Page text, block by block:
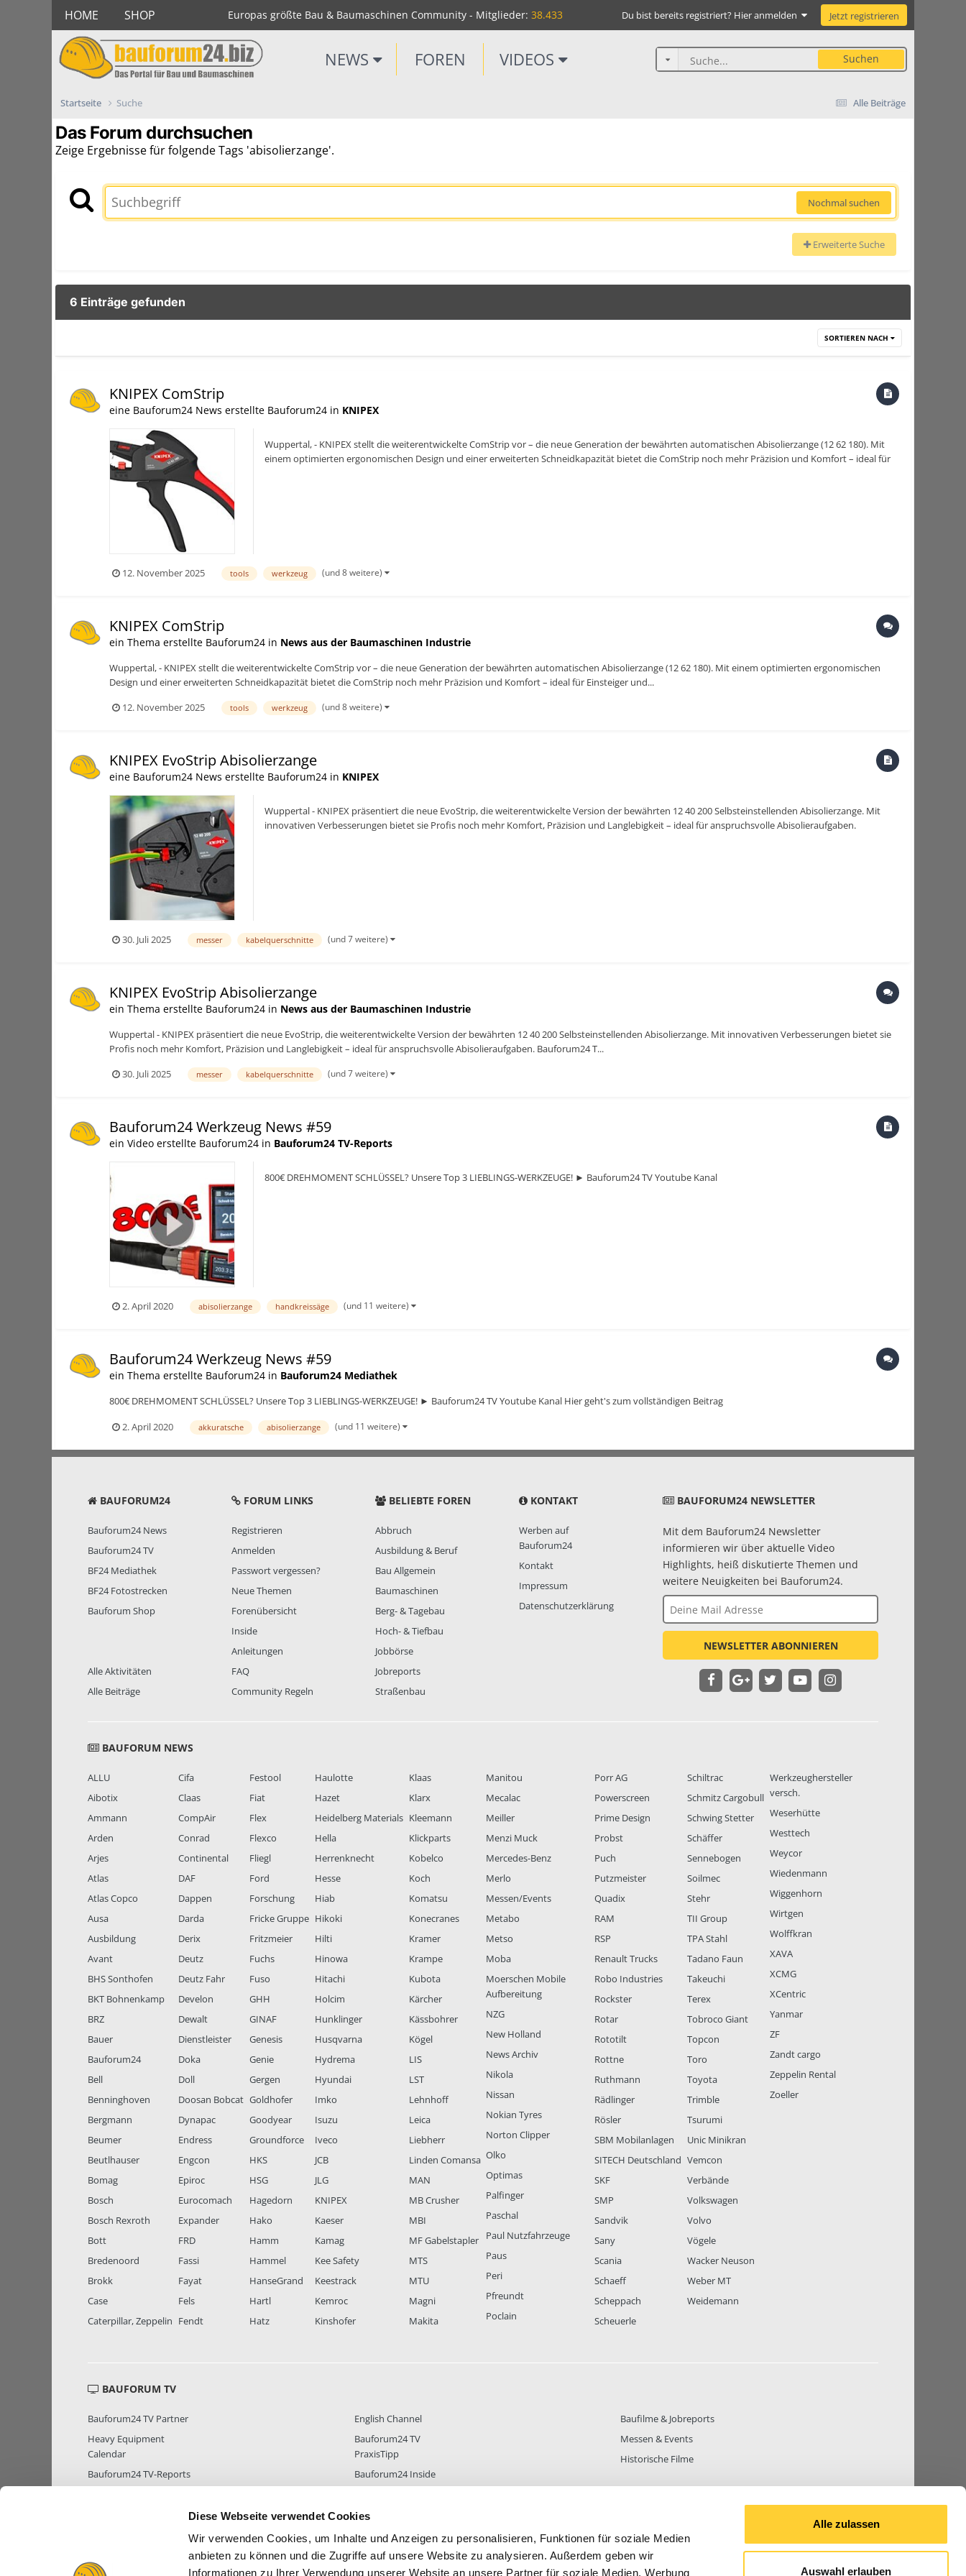
Diese Webseite verwendet Cookies
Wir verwenden Cookies, um Inhalte und Anzeigen zu personalisieren, Funktionen für soziale Medien
anbieten zu können und die Zugriffe auf unsere Website zu analysieren. Außerdem geben wir
Informationen zu Ihrer Verwendung unserer Website an unsere Partner für soziale Medien, Werbung
Alle zulassen
Auswahl erlauben
HOME SHOP Europas größte Bau & Baumaschinen Community - Mitglieder: 38.433 Du bist bereits registriert? Hier anmelden Jetzt registrieren
NEWS FOREN VIDEOS Suchen
Alle Beiträge
Startseite Suche
Das Forum durchsuchen
Zeige Ergebnisse für folgende Tags 'abisolierzange'.
Nochmal suchen
Erweiterte Suche
6 Einträge gefunden
SORTIEREN NACH
KNIPEX ComStrip
eine Bauforum24 News erstellte Bauforum24 in KNIPEX
Wuppertal, - KNIPEX stellt die weiterentwickelte ComStrip vor – die neue Generation der bewährten automatischen Abisolierzange (12 62 180). Mit
einem optimierten ergonomischen Design und einer erweiterten Schneidkapazität bietet die ComStrip noch mehr Präzision und Komfort – ideal für
12. November 2025 tools werkzeug (und 8 weitere)
KNIPEX ComStrip
ein Thema erstellte Bauforum24 in News aus der Baumaschinen Industrie
Wuppertal, - KNIPEX stellt die weiterentwickelte ComStrip vor – die neue Generation der bewährten automatischen Abisolierzange (12 62 180). Mit einem optimierten ergonomischen
Design und einer erweiterten Schneidkapazität bietet die ComStrip noch mehr Präzision und Komfort – ideal für Einsteiger und...
12. November 2025
tools werkzeug (und 8 weitere)
KNIPEX EvoStrip Abisolierzange
eine Bauforum24 News erstellte Bauforum24 in KNIPEX
Wuppertal - KNIPEX präsentiert die neue EvoStrip, die weiterentwickelte Version der bewährten 12 40 200 Selbsteinstellenden Abisolierzange. Mit
innovativen Verbesserungen bietet sie Profis noch mehr Komfort, Präzision und Langlebigkeit – ideal für anspruchsvolle Abisolieraufgaben.
30. Juli 2025 messer kabelquerschnitte (und 7 weitere)
KNIPEX EvoStrip Abisolierzange
ein Thema erstellte Bauforum24 in News aus der Baumaschinen Industrie
Wuppertal - KNIPEX präsentiert die neue EvoStrip, die weiterentwickelte Version der bewährten 12 40 200 Selbsteinstellenden Abisolierzange. Mit innovativen Verbesserungen bietet sie
Profis noch mehr Komfort, Präzision und Langlebigkeit – ideal für anspruchsvolle Abisolieraufgaben. Bauforum24 T...
30. Juli 2025
messer kabelquerschnitte (und 7 weitere)
Bauforum24 Werkzeug News #59
ein Video erstellte Bauforum24 in Bauforum24 TV-Reports
800€ DREHMOMENT SCHLÜSSEL? Unsere Top 3 LIEBLINGS-WERKZEUGE! ► Bauforum24 TV Youtube Kanal
2. April 2020 abisolierzange handkreissäge (und 11 weitere)
Bauforum24 Werkzeug News #59
ein Thema erstellte Bauforum24 in Bauforum24 Mediathek
800€ DREHMOMENT SCHLÜSSEL? Unsere Top 3 LIEBLINGS-WERKZEUGE! ► Bauforum24 TV Youtube Kanal Hier geht's zum vollständigen Beitrag
2. April 2020 akkuratsche abisolierzange (und 11 weitere)
BAUFORUM24
Bauforum24 News
Bauforum24 TV
BF24 Mediathek
BF24 Fotostrecken
Bauforum Shop
Alle Aktivitäten
Alle Beiträge
FORUM LINKS
Registrieren
Anmelden
Passwort vergessen?
Neue Themen
Forenübersicht
Inside
Anleitungen
FAQ
Community Regeln
BELIEBTE FOREN
Abbruch
Ausbildung & Beruf
Bau Allgemein
Baumaschinen
Berg- & Tagebau
Hoch- & Tiefbau
Jobbörse
Jobreports
Straßenbau
KONTAKT
Werben auf
Bauforum24
Kontakt
Impressum
Datenschutzerklärung
BAUFORUM24 NEWSLETTER
Mit dem Bauforum24 Newsletter
informieren wir über aktuelle Video
Highlights, heiß diskutierte Themen und
weitere Neuigkeiten bei Bauforum24.
NEWSLETTER ABONNIEREN
BAUFORUM NEWS
ALLU
Aibotix
Ammann
Arden
Arjes
Atlas
Atlas Copco
Ausa
Ausbildung
Avant
BHS Sonthofen
BKT Bohnenkamp
BRZ
Bauer
Bauforum24
Bell
Benninghoven
Bergmann
Beumer
Beutlhauser
Bomag
Bosch
Bosch Rexroth
Bott
Bredenoord
Brokk
Case
Caterpillar, Zeppelin
Cifa
Claas
CompAir
Conrad
Continental
DAF
Dappen
Darda
Derix
Deutz
Deutz Fahr
Develon
Dewalt
Dienstleister
Doka
Doll
Doosan Bobcat
Dynapac
Endress
Engcon
Epiroc
Eurocomach
Expander
FRD
Fassi
Fayat
Fels
Fendt
Festool
Fiat
Flex
Flexco
Fliegl
Ford
Forschung
Fricke Gruppe
Fritzmeier
Fuchs
Fuso
GHH
GINAF
Genesis
Genie
Gergen
Goldhofer
Goodyear
Groundforce
HKS
HSG
Hagedorn
Hako
Hamm
Hammel
HanseGrand
Hartl
Hatz
Haulotte
Hazet
Heidelberg Materials
Hella
Herrenknecht
Hesse
Hiab
Hikoki
Hilti
Hinowa
Hitachi
Holcim
Hunklinger
Husqvarna
Hydrema
Hyundai
Imko
Isuzu
Iveco
JCB
JLG
KNIPEX
Kaeser
Kamag
Kee Safety
Keestrack
Kemroc
Kinshofer
Klaas
Klarx
Kleemann
Klickparts
Kobelco
Koch
Komatsu
Konecranes
Kramer
Krampe
Kubota
Kärcher
Kässbohrer
Kögel
LIS
LST
Lehnhoff
Leica
Liebherr
Linden Comansa
MAN
MB Crusher
MBI
MF Gabelstapler
MTS
MTU
Magni
Makita
Manitou
Mecalac
Meiller
Menzi Muck
Mercedes-Benz
Merlo
Messen/Events
Metabo
Metso
Moba
Moerschen Mobile
Aufbereitung
NZG
New Holland
News Archiv
Nikola
Nissan
Nokian Tyres
Norton Clipper
Olko
Optimas
Palfinger
Paschal
Paul Nutzfahrzeuge
Paus
Peri
Pfreundt
Poclain
Porr AG
Powerscreen
Prime Design
Probst
Puch
Putzmeister
Quadix
RAM
RSP
Renault Trucks
Robo Industries
Rockster
Rotar
Rototilt
Rottne
Ruthmann
Rädlinger
Rösler
SBM Mobilanlagen
SITECH Deutschland
SKF
SMP
Sandvik
Sany
Scania
Schaeff
Scheppach
Scheuerle
Schiltrac
Schmitz Cargobull
Schwing Stetter
Schäffer
Sennebogen
Soilmec
Stehr
TII Group
TPA Stahl
Tadano Faun
Takeuchi
Terex
Tobroco Giant
Topcon
Toro
Toyota
Trimble
Tsurumi
Unic Minikran
Vemcon
Verbände
Volkswagen
Volvo
Vögele
Wacker Neuson
Weber MT
Weidemann
Werkzeughersteller
versch.
Weserhütte
Westtech
Weycor
Wiedenmann
Wiggenhorn
Wirtgen
Wolffkran
XAVA
XCMG
XCentric
Yanmar
ZF
Zandt cargo
Zeppelin Rental
Zoeller
BAUFORUM TV
Bauforum24 TV Partner
Heavy Equipment
Calendar
Bauforum24 TV-Reports
English Channel
Bauforum24 TV
PraxisTipp
Bauforum24 Inside
Baufilme & Jobreports
Messen & Events
Historische Filme
MITGLIEDER STATISTIK MITGLIEDER38.433 FOREN STATISTIK ALLE THEMEN BEITRÄGE GESAMT842.665